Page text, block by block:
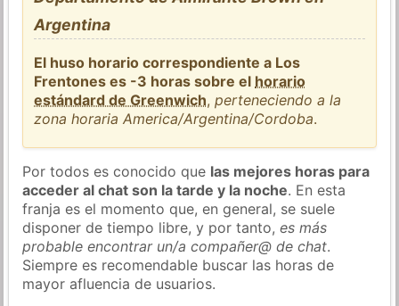
Argentina
El huso horario correspondiente a Los
Frentones es -3 horas sobre el horario
estándard de Greenwich,perteneciendo a la
zona horaria America/Argentina/Cordoba.
Por todos es conocido que las mejores horas para
acceder al chat son la tarde y la noche. En esta
franja es el momento que, en general, se suele
disponer de tiempo libre, y por tanto,es más
probable encontrar un/a compañer@ de chat.
Siempre es recomendable buscar las horas de
mayor afluencia de usuarios.